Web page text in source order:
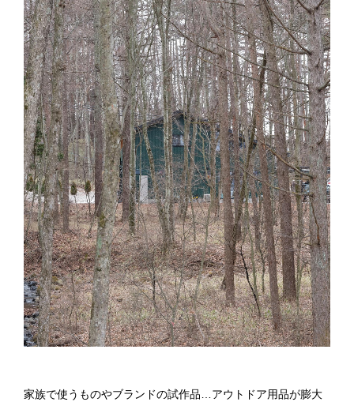
家族で使うものやブランドの試作品…アウトドア用品が膨大